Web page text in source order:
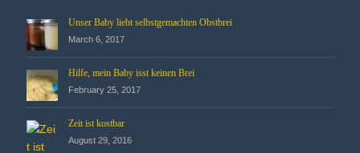
Unser Baby liebt selbstgemachten Obstbrei
March 6, 2017
Hilfe, mein Baby isst keinen Brei
February 25, 2017
Zeit ist kostbar
August 29, 2016